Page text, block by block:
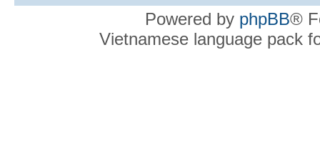
Powered by phpBB®
Vietnamese language pack